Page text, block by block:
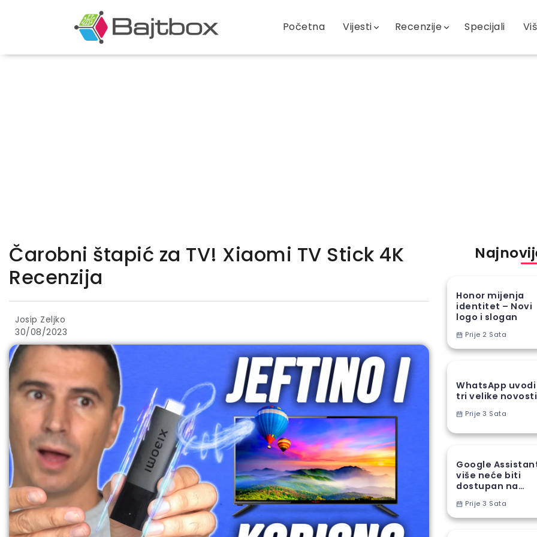
Početna Vijesti Recenzije Specijali
Čarobni štapić za TV! Xiaomi TV Stick 4K
Recenzija
Josip Zeljko
30/08/2023
Honor mijenja
identitet – Novi
logo i slogan
Prije 2 Sata
WhatsApp uvodi
tri velike novosti
Prije 3 Sata
Google
više neće biti
dostupan na
telefonima
Prije 3 Sata